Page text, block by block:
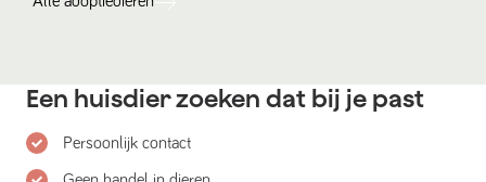
Een huisdier zoeken dat bij je past
Persoonlijk contact